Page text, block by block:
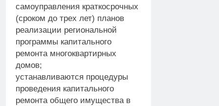
самоуправления краткосрочных
(сроком до трех лет) планов
реализации региональной
программы капитального
ремонта многоквартирных
домов;
устанавливаются процедуры
проведения капитального
ремонта общего имущества в